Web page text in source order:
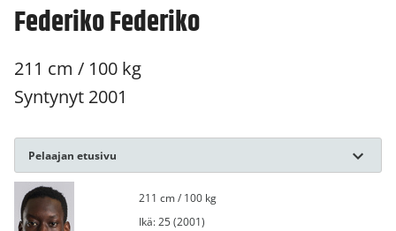
Federiko Federiko
211 cm / 100 kg
Syntynyt 2001
Pelaajan etusivu
211 cm / 100 kg
Ikä: 25 (2001)